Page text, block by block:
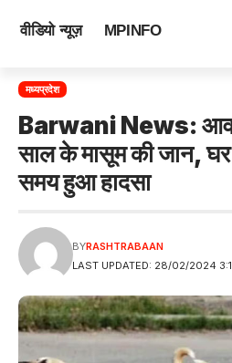
वीडियो न्यूज़ MPINFO
मध्यप्रदेश
Barwani News:
साल के मासूम की जान,
समय हुआ हादसा
LAST UPDATED: 28/02/2024
BYRASHTRABAAN